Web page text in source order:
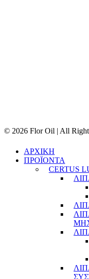
© 2026 Flor Oil | All
ΑΡΧΙΚΗ
ΠΡΟΪΟΝΤΑ
CERTUS